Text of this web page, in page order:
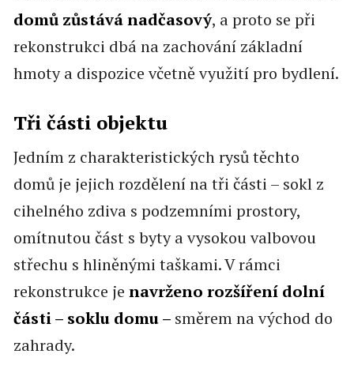
domů zůstává nadčasový, a proto se při
rekonstrukci dbá na zachování základní
hmoty a dispozice včetně využití pro bydlení.
Tři části objektu
Jedním z charakteristických rysů těchto
domů je jejich rozdělení na tři části – sokl z
cihelného zdiva s podzemními prostory,
omítnutou část s byty a vysokou valbovou
střechu s hliněnými taškami. V rámci
rekonstrukce je navrženo rozšíření dolní
části – soklu domu – směrem na východ do
zahrady.